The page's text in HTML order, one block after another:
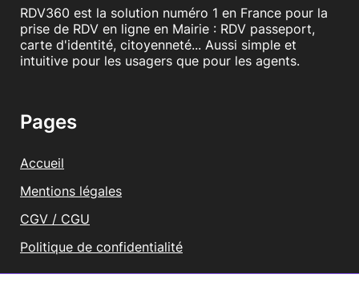
RDV360 est la solution numéro 1 en France pour la
prise de RDV en ligne en Mairie : RDV passeport,
carte d'identité, citoyenneté... Aussi simple et
intuitive pour les usagers que pour les agents.
Pages
Accueil
Mentions légales
CGV / CGU
Politique de confidentialité